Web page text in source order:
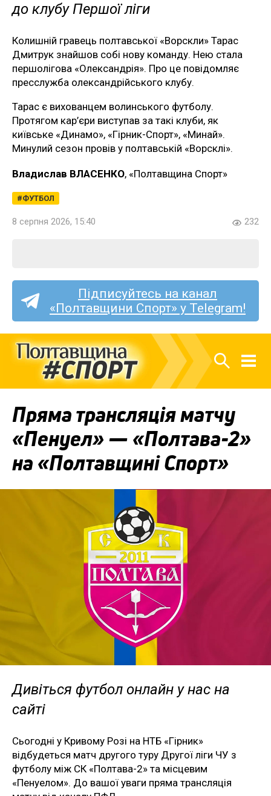
до клубу Першої ліги
Колишній гравець полтавської «Ворскли» Тарас
Дмитрук знайшов собі нову команду. Нею стала
першолігова «Олександрія». Про це повідомляє
пресслужба олександрійського клубу.
Тарас є вихованцем волинського футболу.
Протягом кар’єри виступав за такі клуби, як
київське «Динамо», «Гірник-Спорт», «Минай».
Минулий сезон провів у полтавській «Ворсклі».
Владислав ВЛАСЕНКО, «Полтавщина Спорт»
ФУТБОЛ
8 серпня 2026, 15:40 232
Підписуйтесь на канал
«Полтавщини Спорт» у Telegram!
Пряма трансляція матчу
«Пенуел» — «Полтава-2»
на «Полтавщині Спорт»
Дивіться футбол онлайн у нас на
сайті
Сьогодні у Кривому Розі на НТБ «Гірник»
відбудеться матч другого туру Другої ліги ЧУ з
футболу між СК «Полтава-2» та місцевим
«Пенуелом». До вашої уваги пряма трансляція